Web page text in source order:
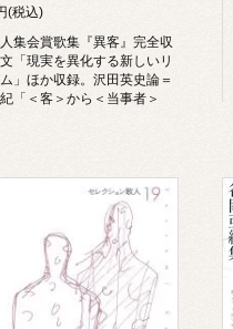
(税込)
集会賞歌集『異客』完全収
「現実を異化する新しいリ
」ほか収録。沢田英史論＝
「＜客＞から＜当事者＞